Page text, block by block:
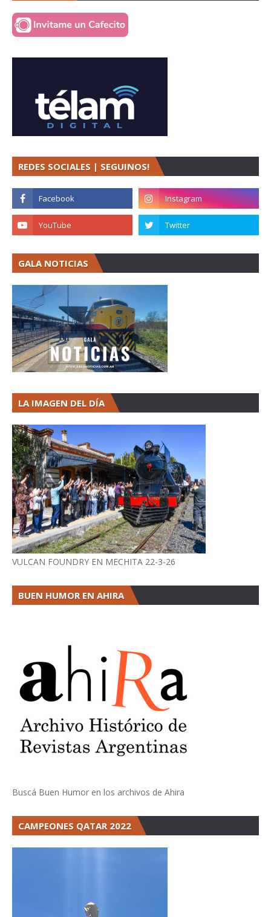
REDES SOCIALES | SEGUINOS!
GALA NOTICIAS
LA IMAGEN DEL DÍA
VULCAN FOUNDRY EN MECHITA 22-3-26
BUEN HUMOR EN AHIRA
Buscá Buen Humor en los archivos de Ahira
CAMPEONES QATAR 2022